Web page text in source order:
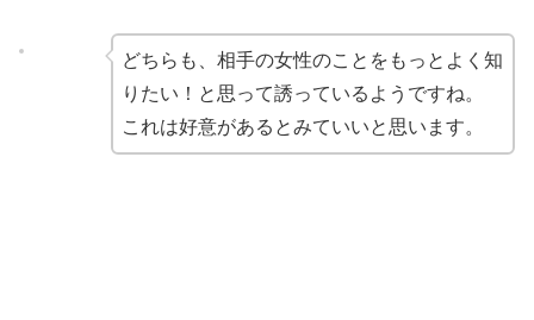
どちらも、相手の女性のことをもっとよく知
りたい！と思って誘っているようですね。
これは好意があるとみていいと思います。